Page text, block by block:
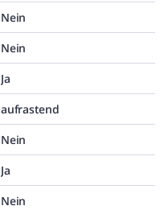
Nein
Nein
Ja
aufrastend
Nein
Ja
Nein